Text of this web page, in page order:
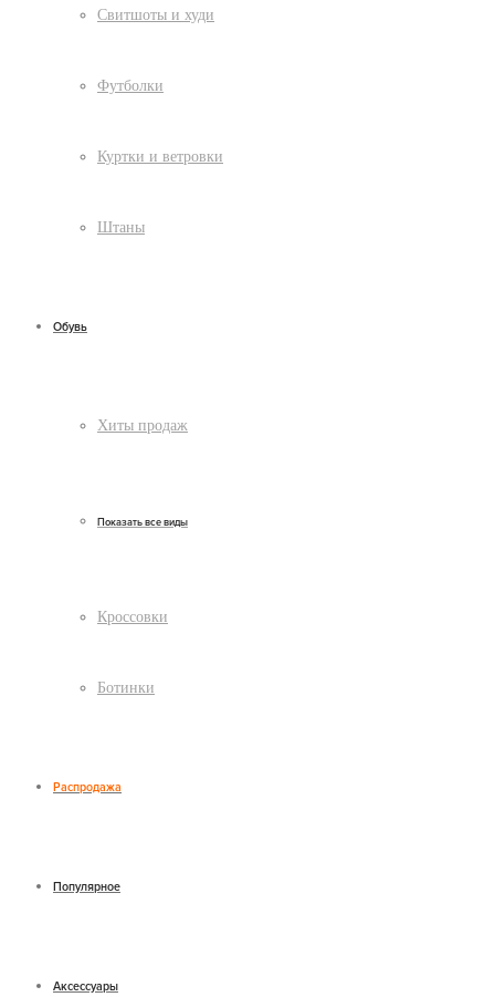
Свитшоты и худи
Футболки
Куртки и ветровки
Штаны
Обувь
Хиты продаж
Показать все виды
Кроссовки
Ботинки
Распродажа
Популярное
Аксессуары